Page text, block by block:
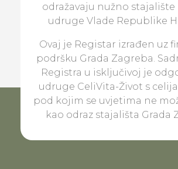
odražavaju nužno stajalište
udruge Vlade Republike
Ovaj je Registar izrađen uz
podršku Grada Zagreba.
Registra u isključivoj je
udruge CeliVita-Život s
pod kojim se uvjetima ne
kao odraz stajališta Grada